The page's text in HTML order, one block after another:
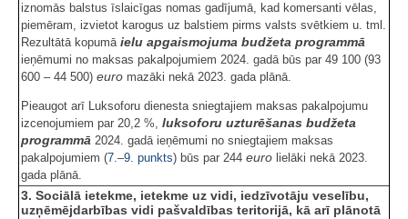
iznomās balstus īslaicīgas nomas gadījumā, kad komersanti vēlas,
piemēram, izvietot karogus uz balstiem pirms valsts svētkiem u. tml.
Rezultātā kopumā ielu apgaismojuma budžeta programmā
ieņēmumi no maksas pakalpojumiem 2024. gadā būs par 49 100 (93
600 – 44 500) euro mazāki nekā 2023. gada plānā.
Pieaugot arī Luksoforu dienesta sniegtajiem maksas pakalpojumu
izcenojumiem par 20,2 %, luksoforu uzturēšanas budžeta
programmā 2024. gadā ieņēmumi no sniegtajiem maksas
pakalpojumiem (7.–9. punkts) būs par 244 euro lielāki nekā 2023.
gada plānā.
3. Sociālā ietekme, ietekme uz vidi, iedzīvotāju veselību,
uzņēmējdarbības vidi pašvaldības teritorijā, kā arī plānotā